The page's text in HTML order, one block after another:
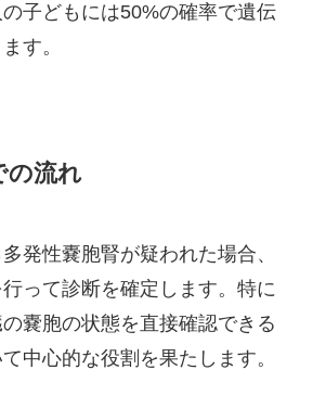
子どもには50%の確率で遺伝
す。
の流れ
発性嚢胞腎が疑われた場合、
って診断を確定します。特に
嚢胞の状態を直接確認できる
中心的な役割を果たします。